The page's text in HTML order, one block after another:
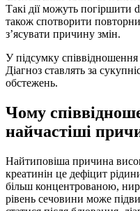
Такі дії можуть погіршити
також спотворити
з’ясувати причину змін.
У підсумку співвідношення
Діагноз ставлять за
обстежень.
Чому
найчастіші
Найтиповіша причина
креатинін це дефіцит
більш концентрованою,
рівень сечовини може